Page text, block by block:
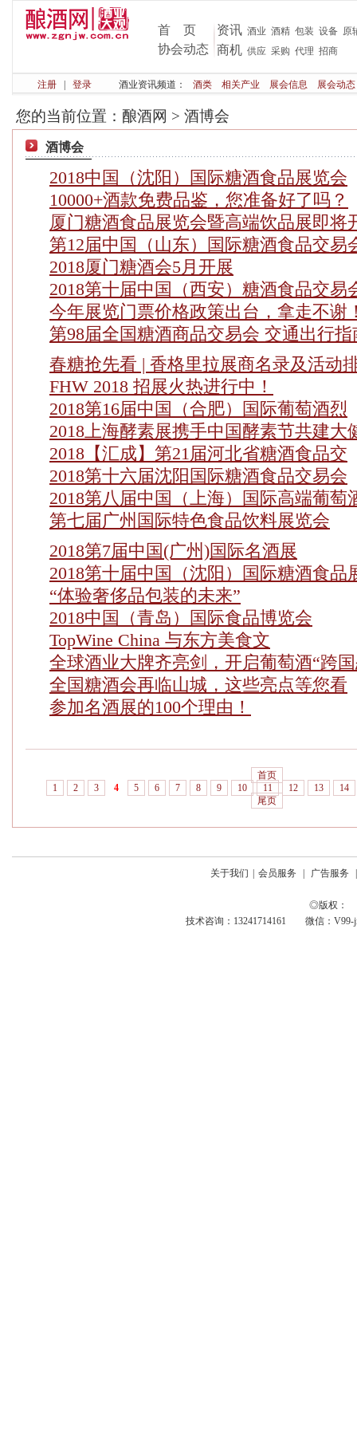
首 页
协会动态
资讯 酒业 酒精 包装 设备 原
商机 供应 采购 代理 招商
注册 登录 酒业资讯频道： 酒类 相关产业 展会信息 展会动态
您的当前位置： 酿酒网 > 酒博会
酒博会
2018中国（沈阳）国际糖酒食品展览会
10000+酒款免费品鉴，您准备好了吗？
厦门糖酒食品展览会暨高端饮品展即将
第12届中国（山东）国际糖酒食品交易
2018厦门糖酒会5月开展
2018第十届中国（西安）糖酒食品交易
今年展览门票价格政策出台，拿走不谢
第98届全国糖酒商品交易会 交通出行指
春糖抢先看 | 香格里拉展商名录及活动
FHW 2018 招展火热进行中！
2018第16届中国（合肥）国际葡萄酒烈
2018上海酵素展携手中国酵素节共建大
2018【汇成】第21届河北省糖酒食品交
2018第十六届沈阳国际糖酒食品交易会
2018第八届中国（上海）国际高端葡萄
第七届广州国际特色食品饮料展览会
2018第7届中国(广州)国际名酒展
2018第十届中国（沈阳）国际糖酒食品
“体验奢侈品包装的未来”
2018中国（青岛）国际食品博览会
TopWine China 与东方美食文
全球酒业大牌齐亮剑，开启葡萄酒“跨
全国糖酒会再临山城，这些亮点等您看
参加名酒展的100个理由！
首页
1
2 3 4 5 6 7 8 9 10 11 12 13
14
尾页
关于我们 会员服务 广告服务
◎版权：
技术咨询：13241714161 微信：V99-